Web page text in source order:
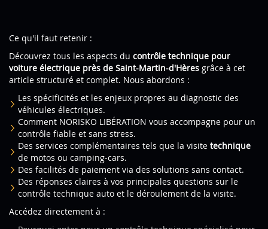
Ce qu'il faut retenir :
Découvrez tous les aspects du contrôle technique pour
voiture électrique près de Saint-Martin-d'Hères grâce à cet
article structuré et complet. Nous abordons :
Les spécificités et les enjeux propres au diagnostic des
véhicules électriques.
Comment NORISKO LIBÉRATION vous accompagne pour un
contrôle fiable et sans stress.
Des services complémentaires tels que la visite technique
de motos ou camping-cars.
Des facilités de paiement via des solutions sans contact.
Des réponses claires à vos principales questions sur le
contrôle technique auto et le déroulement de la visite.
Accédez directement à :